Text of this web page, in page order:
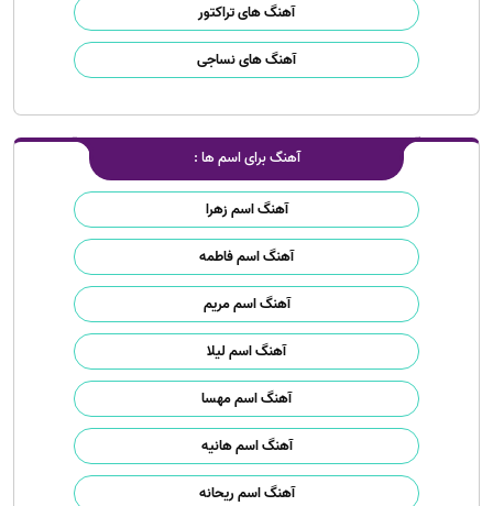
آهنگ های تراکتور
آهنگ های نساجی
آهنگ برای اسم ها :
آهنگ اسم زهرا
آهنگ اسم فاطمه
آهنگ اسم مریم
آهنگ اسم لیلا
آهنگ اسم مهسا
آهنگ اسم هانیه
آهنگ اسم ریحانه